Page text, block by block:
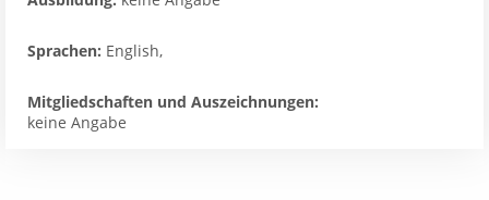
Sprachen: English,
Mitgliedschaften und Auszeichnungen:
keine Angabe